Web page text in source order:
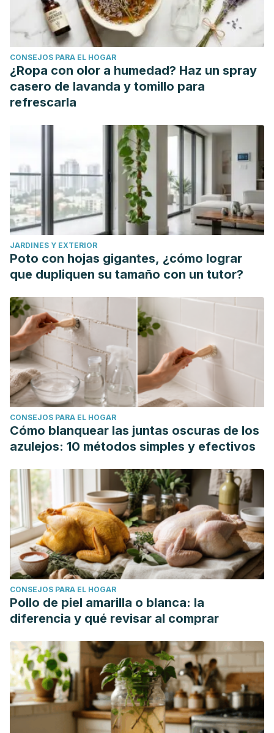
CONSEJOS PARA EL HOGAR
¿Ropa con olor a humedad? Haz un spray
casero de lavanda y tomillo para
refrescarla
JARDINES Y EXTERIOR
Poto con hojas gigantes, ¿cómo lograr
que dupliquen su tamaño con un tutor?
CONSEJOS PARA EL HOGAR
Cómo blanquear las juntas oscuras de los
azulejos: 10 métodos simples y efectivos
CONSEJOS PARA EL HOGAR
Pollo de piel amarilla o blanca: la
diferencia y qué revisar al comprar